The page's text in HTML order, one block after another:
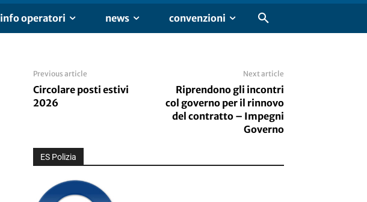
info operatori news convenzioni
Previous article
Circolare posti estivi
2026
Next article
Riprendono gli incontri
col governo per il rinnovo
del contratto – Impegni
Governo
ES Polizia